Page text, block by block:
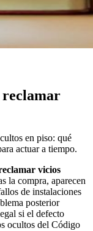
reclamar
en piso: qué
actuar a tiempo.
vicios
la compra, aparecen
de instalaciones
posterior
si el defecto
ocultos del Código